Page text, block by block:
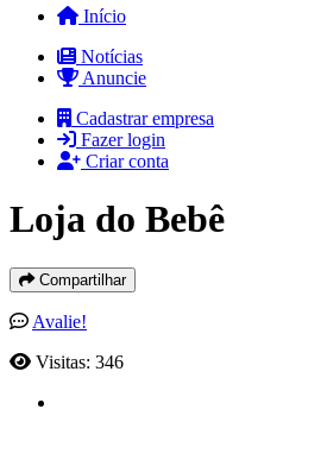
Início
Notícias
Anuncie
Cadastrar empresa
Fazer login
Criar conta
Loja do Bebê
Compartilhar
Avalie!
Visitas: 346